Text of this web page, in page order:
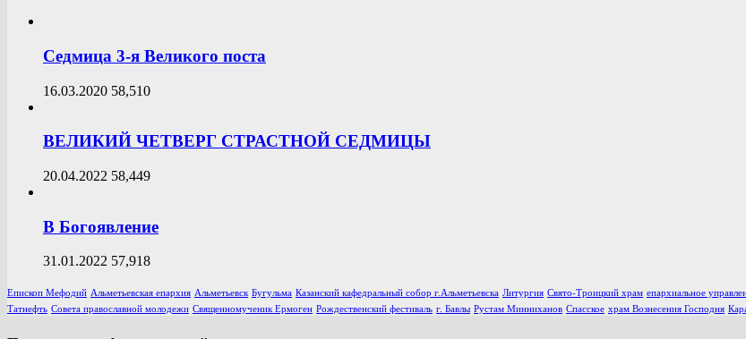
Седмица 3-я Великого поста
16.03.2020 58,510
ВЕЛИКИЙ ЧЕТВЕРГ СТРАСТНОЙ СЕДМИЦЫ
20.04.2022 58,449
В Богоявление
31.01.2022 57,918
Епископ Мефодий Альметьевская епархия Альметьевск Бугульма Казанский кафедральный собор г.Альметьевска Литургия Свято-Троицкий храм епархиальное
Татнефть Совета православной молодежи Священномученик Ермоген Рождественский фестиваль г. Бавлы Рустам Минниханов Спасское храм Вознесения Господня